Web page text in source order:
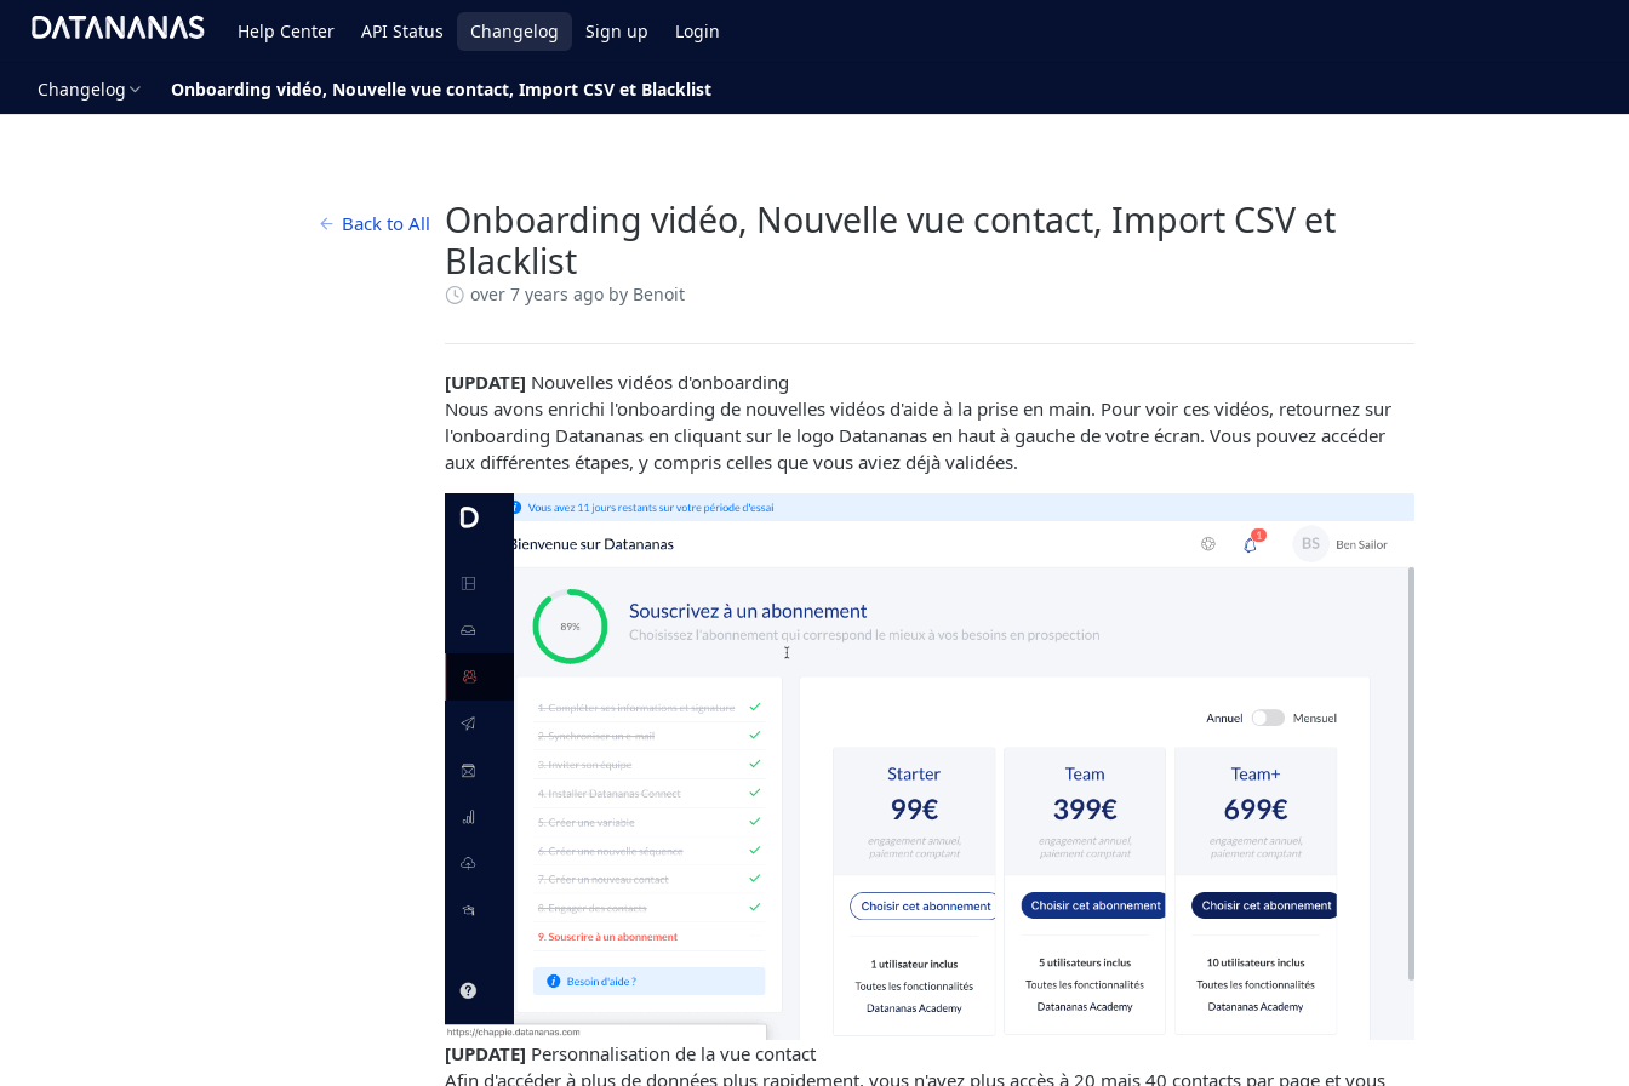
Help Center API Status Changelog Sign up Login
Changelog Onboarding vidéo, Nouvelle vue contact, Import CSV et Blacklist
Back to All
Onboarding vidéo, Nouvelle vue contact, Import CSV et
Blacklist
over 7 years ago by Benoit
[UPDATE] Nouvelles vidéos d'onboarding
Nous avons enrichi l'onboarding de nouvelles vidéos d'aide à la prise en main. Pour voir ces vidéos, retournez sur
l'onboarding Datananas en cliquant sur le logo Datananas en haut à gauche de votre écran. Vous pouvez accéder
aux différentes étapes, y compris celles que vous aviez déjà validées.
[UPDATE] Personnalisation de la vue contact
Afin d'accéder à plus de données plus rapidement, vous n'avez plus accès à 20 mais 40 contacts par page et vous